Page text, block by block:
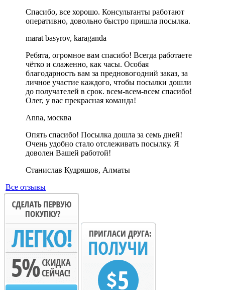
Спасибо, все хорошо. Консультанты работают
оперативно, довольно быстро пришла посылка.
marat basyrov, karaganda
Ребята, огромное вам спасибо! Всегда работаете
чётко и слаженно, как часы. Особая
благодарность вам за предновогодний заказ, за
личное участие каждого, чтобы посылки дошли
до получателей в срок. всем-всем-всем спасибо!
Олег, у вас прекрасная команда!
Anna, москва
Опять спасибо! Посылка дошла за семь дней!
Очень удобно стало отслеживать посылку. Я
доволен Вашей работой!
Станислав Кудряшов, Алматы
Все отзывы